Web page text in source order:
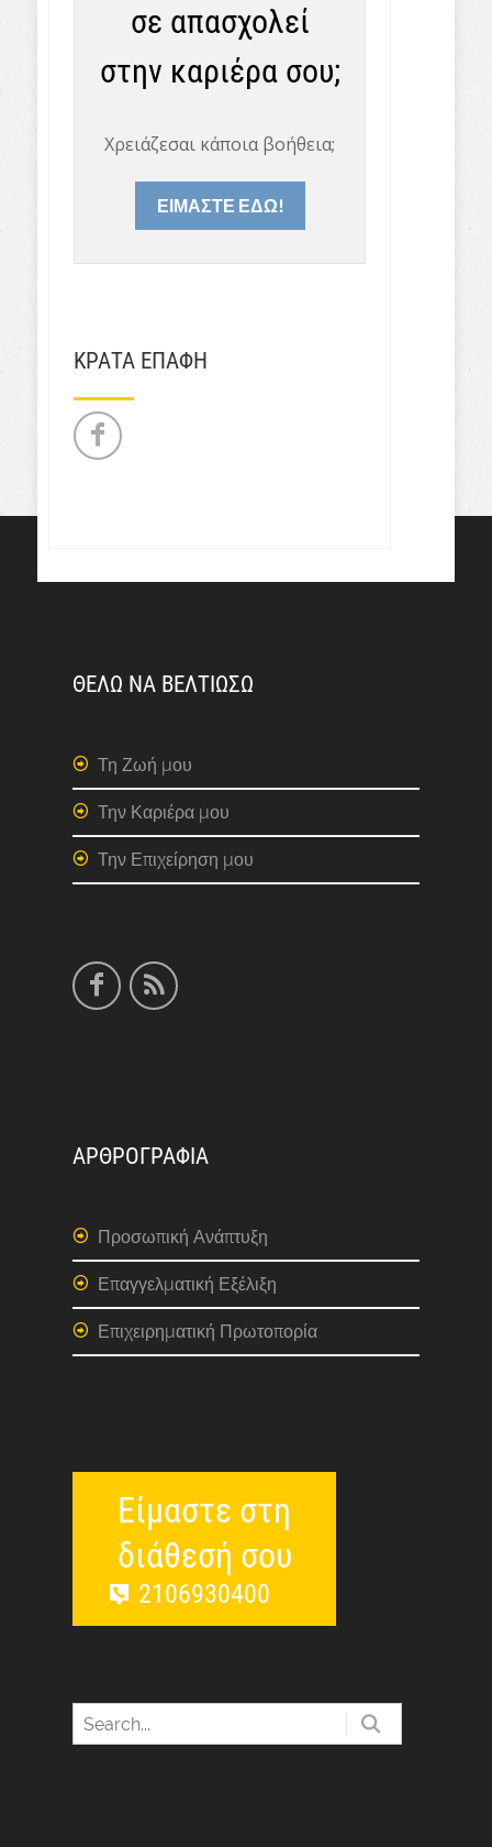
σε απασχολεί
στην καριέρα σου;
Χρειάζεσαι κάποια βοήθεια;
ΕΙΜΑΣΤΕ ΕΔΩ!
ΚΡΑΤΑ ΕΠΑΦΗ
ΘΕΛΩ ΝΑ ΒΕΛΤΙΩΣΩ
Τη Ζωή μου
Την Καριέρα μου
Την Επιχείρηση μου
ΑΡΘΡΟΓΡΑΦΙΑ
Προσωπική Ανάπτυξη
Επαγγελματική Εξέλιξη
Επιχειρηματική Πρωτοπορία
Είμαστε στη
διάθεσή σου
2106930400